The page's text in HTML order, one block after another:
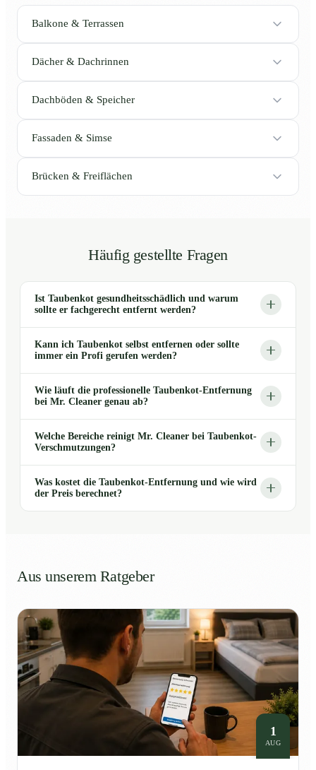
Balkone & Terrassen
Dächer & Dachrinnen
Dachböden & Speicher
Fassaden & Simse
Brücken & Freiflächen
Häufig gestellte Fragen
Ist Taubenkot gesundheitsschädlich und warum
sollte er fachgerecht entfernt werden?
Kann ich Taubenkot selbst entfernen oder sollte
immer ein Profi gerufen werden?
Wie läuft die professionelle Taubenkot-Entfernung
bei Mr. Cleaner genau ab?
Welche Bereiche reinigt Mr. Cleaner bei Taubenkot-
Verschmutzungen?
Was kostet die Taubenkot-Entfernung und wie wird
der Preis berechnet?
Aus unserem Ratgeber
1
AUG